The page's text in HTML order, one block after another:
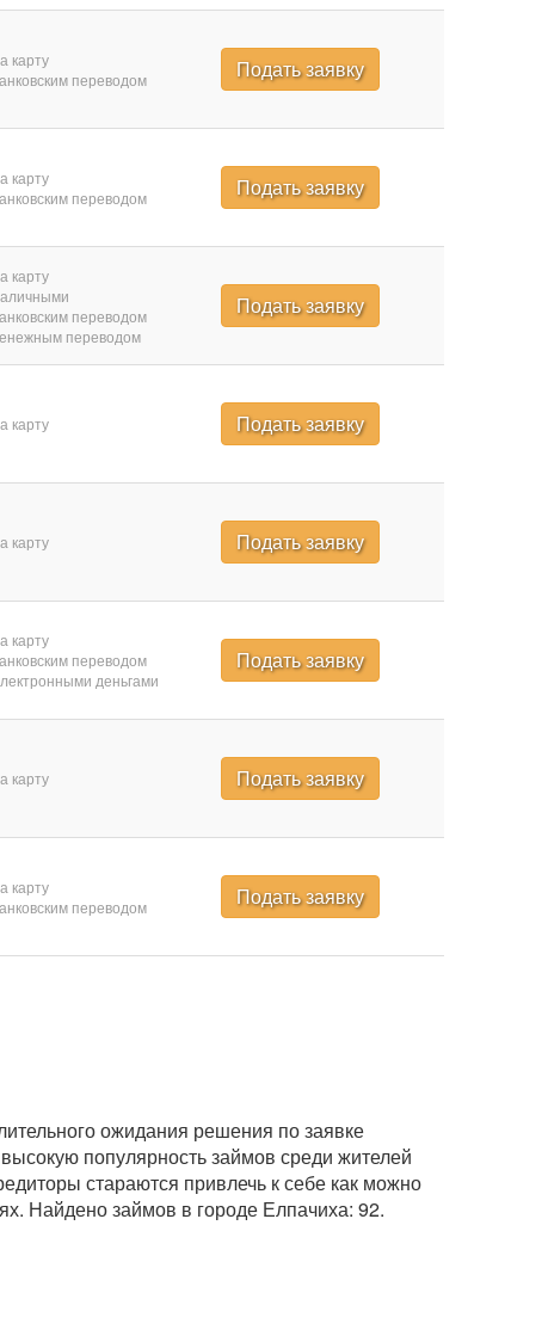
карту
переводом
Подать заявку
карту
переводом
Подать заявку
карту
переводом
переводом
Подать заявку
карту Подать заявку
карту Подать заявку
карту
переводом
деньгами
Подать заявку
карту Подать заявку
карту
переводом
Подать заявку
ожидания решения по заявке
популярность займов среди жителей
стараются привлечь к себе как можно
Найдено займов в городе Елпачиха: 92.